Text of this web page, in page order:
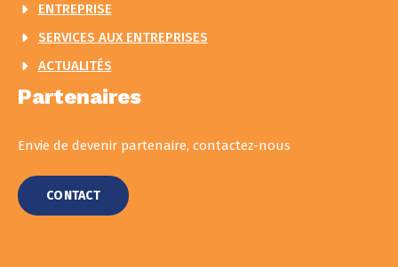
ENTREPRISE
SERVICES AUX ENTREPRISES
ACTUALITÉS
Partenaires
Envie de devenir partenaire, contactez-nous
CONTACT